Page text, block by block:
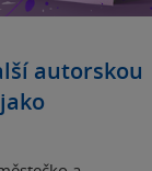
autorskou